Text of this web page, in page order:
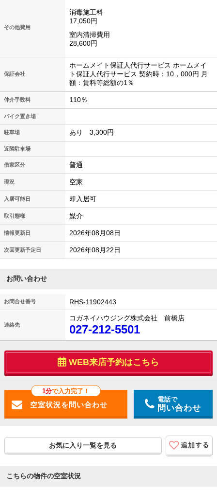
その他費用
消毒施工料
17,050円
室内清掃費用
28,600円
保証会社
ホームメイト保証人代行サービス ホームメイ
ト保証人代行サービス 契約時：10，000円 月
額：賃料等総額の1％
仲介手数料 110％
バイク置き場
駐車場 あり 3,300円
近隣駐車場
借家区分 普通
現況 空家
入居可能日 即入居可
取引態様 媒介
情報更新日 2026年08月08日
次回更新予定日 2026年08月22日
お問い合わせ
お問合せ番号 RHS-11902443
連絡先
コガネイハウジング株式会社 前橋店
027-212-5501
WEB来店予約はこちら
1分で入力完了！
電話で
問い合わせ
お気に入り一覧を見る
こちらの物件の空室状況